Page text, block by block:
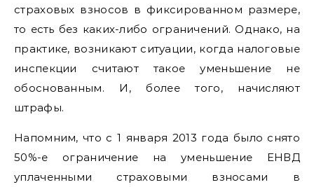
страховых взносов в фиксированном размере,
то есть без каких-либо ограничений. Однако, на
практике, возникают ситуации, когда налоговые
инспекции считают такое уменьшение не
обоснованным. И, более того, начисляют
штрафы.
Напомним, что с 1 января 2013 года было снято
50%-е ограничение на уменьшение ЕНВД
уплаченными страховыми взносами в